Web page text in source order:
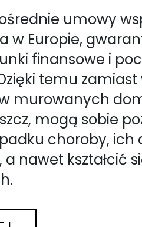
umowy
w Europie,
finansowe i
temu
murowanych
mogą sobie
choroby, ich
a nawet kształcić